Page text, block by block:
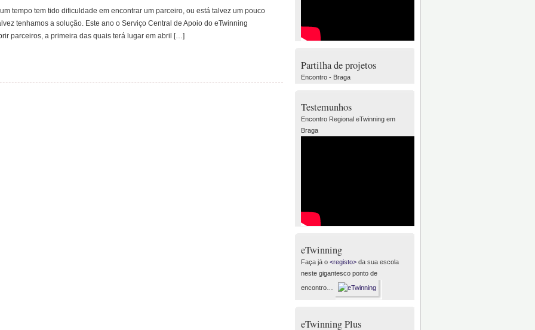
tempo tem tido dificuldade em encontrar um parceiro, ou está talvez um pouco
tenhamos a solução. Este ano o Serviço Central de Apoio do eTwinning
parceiros, a primeira das quais terá lugar em abril […]
Partilha de projetos
Encontro - Braga
Testemunhos
Encontro Regional eTwinning em
Braga
eTwinning
Faça já o <registo> da sua escola
neste gigantesco ponto de
encontro…
eTwinning Plus